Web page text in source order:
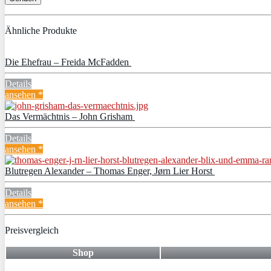
Ähnliche Produkte
Die Ehefrau – Freida McFadden
Details
ansehen *
Das Vermächtnis – John Grisham
Details
ansehen *
Blutregen Alexander – Thomas Enger, Jørn Lier Horst
Details
ansehen *
Preisvergleich
Shop